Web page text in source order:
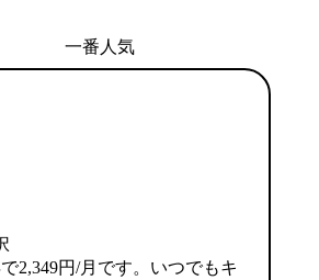
一番人気
2,349円/月です。いつでもキ